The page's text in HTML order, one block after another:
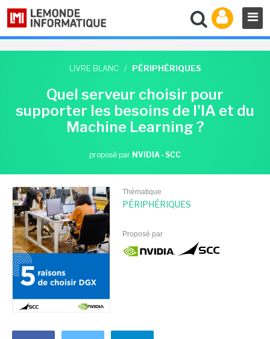
LIVRE BLANC / PÉRIPHÉRIQUES
Quel serveur choisir pour
supporter les besoins de l'IA et du
Machine Learning ?
proposé par NVIDIA - SCC
Thématique
PÉRIPHÉRIQUES
Proposé par